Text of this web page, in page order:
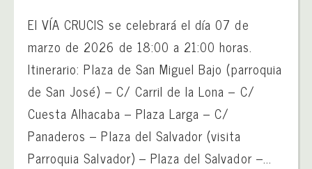
El VÍA CRUCIS se celebrará el día 07 de
marzo de 2026 de 18:00 a 21:00 horas.
Itinerario: Plaza de San Miguel Bajo (parroquia
de San José) – C/ Carril de la Lona – C/
Cuesta Alhacaba – Plaza Larga – C/
Panaderos – Plaza del Salvador (visita
Parroquia Salvador) – Plaza del Salvador –...